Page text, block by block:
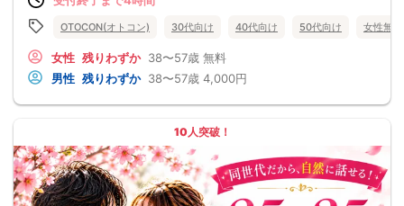
OTOCON(オトコン) 30代向け 40代向け 50代向け 女性無料
女性 残りわずか 38〜57歳 無料
男性 残りわずか 38〜57歳 4,000円
10人突破！